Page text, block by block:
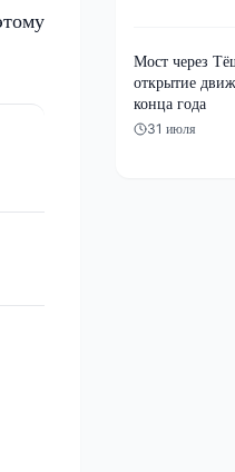
Мост через
открытие
конца года
31 июля